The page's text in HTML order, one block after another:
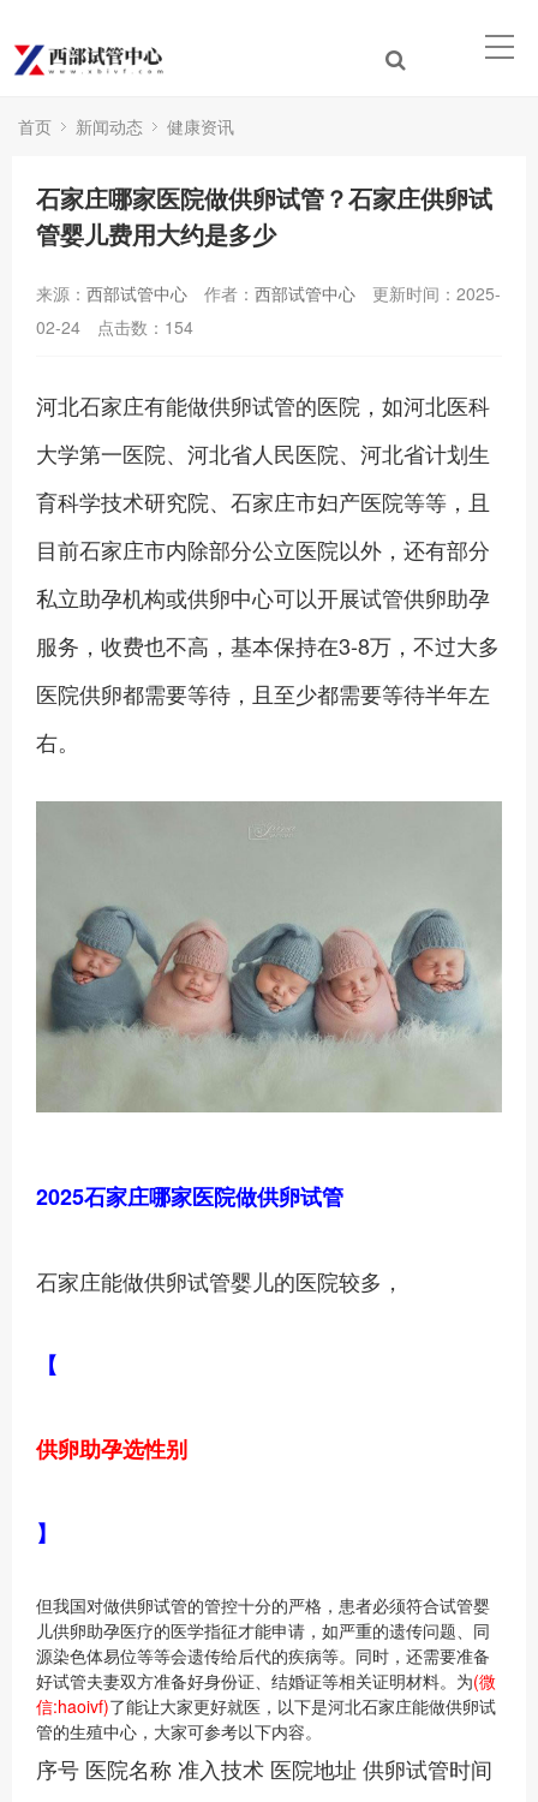
首页 新闻动态 健康资讯
石家庄哪家医院做供卵试管？石家庄供卵试
管婴儿费用大约是多少
来源： 西部试管中心 作者： 西部试管中心
更新时间：2025-
02-24
点击数： 154
河北石家庄有能做供卵试管的医院，如河北医科
大学第一医院、河北省人民医院、河北省计划生
育科学技术研究院、石家庄市妇产医院等等，且
目前石家庄市内除部分公立医院以外，还有部分
私立助孕机构或供卵中心可以开展试管供卵助孕
服务，收费也不高，基本保持在3-8万，不过大多
医院供卵都需要等待，且至少都需要等待半年左
右。
2025石家庄哪家医院做供卵试管
石家庄能做供卵试管婴儿的医院较多，
【
供卵助孕选性别
】
但我国对做供卵试管的管控十分的严格，患者必须符合试管婴
儿供卵助孕医疗的医学指征才能申请，如严重的遗传问题、同
源染色体易位等等会遗传给后代的疾病等。同时，还需要准备
好试管夫妻双方准备好身份证、结婚证等相关证明材料。为(微
信:haoivf)了能让大家更好就医，以下是河北石家庄能做供卵试
管的生殖中心，大家可参考以下内容。
序号 医院名称 准入技术 医院地址 供卵试管时间